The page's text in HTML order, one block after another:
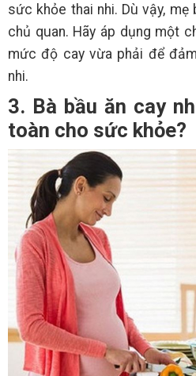
sức khỏe thai nhi. Dù vậy, mẹ
chủ quan. Hãy áp dụng một
mức độ cay vừa phải để
nhi.
3. Bà bầu ăn cay
toàn cho sức khỏe?